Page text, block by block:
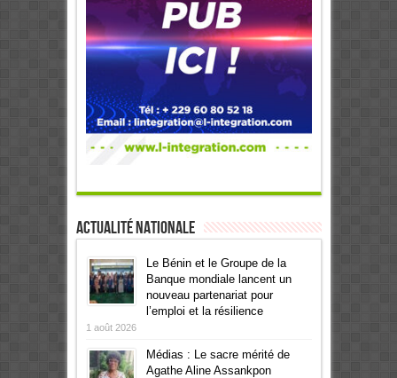
Actualité Nationale
Le Bénin et le Groupe de la
Banque mondiale lancent un
nouveau partenariat pour
l’emploi et la résilience
1 août 2026
Médias : Le sacre mérité de
Agathe Aline Assankpon